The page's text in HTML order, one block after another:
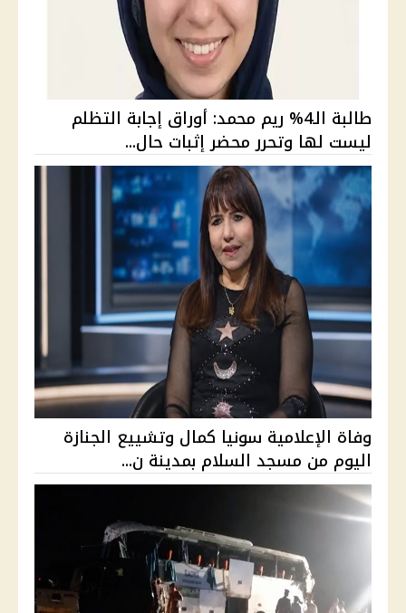
طالبة الـ4% ريم محمد: أوراق إجابة التظلم
ليست لها وتحرر محضر إثبات حال...
وفاة الإعلامية سونيا كمال وتشييع الجنازة
اليوم من مسجد السلام بمدينة ن...